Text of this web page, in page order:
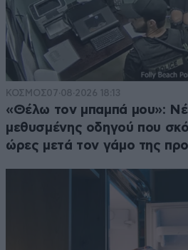
ΚΟΣΜΟΣ07·08·2026 18:13
«Θέλω τον μπαμπά μου»:
μεθυσμένης οδηγού που
ώρες μετά τον γάμο της